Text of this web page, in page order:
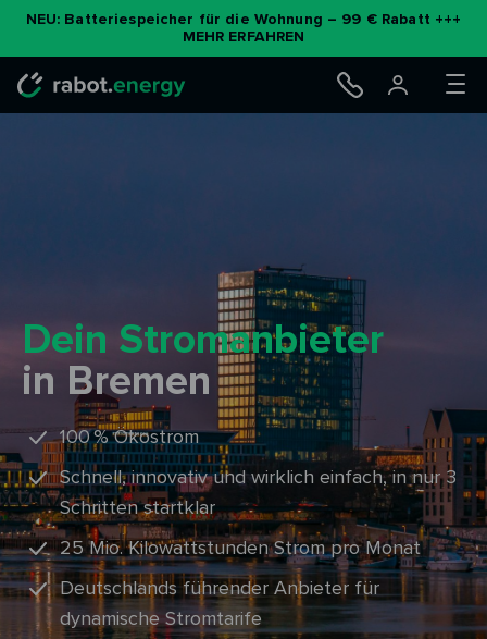
NEU: Batteriespeicher für die Wohnung – 99 € Rabatt +++
MEHR ERFAHREN
Dein Stromanbieter
in Bremen
100 % Ökostrom
Schnell, innovativ und wirklich einfach, in nur 3
Schritten startklar
25 Mio. Kilowattstunden Strom pro Monat
Deutschlands führender Anbieter für
dynamische Stromtarife